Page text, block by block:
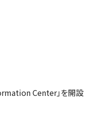
Center」を開設